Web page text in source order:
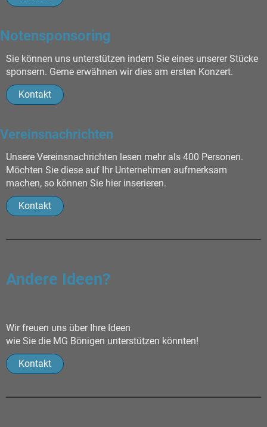
Notensponsoring
Sie können uns unterstützen indem Sie eines unserer Stücke
sponsern. Gerne erwähnen wir dies am ersten Konzert.
Kontakt
Vereinsnachrichten
Unsere Vereinsnachrichten lesen mehr als 400 Personen.
Möchten Sie diese auf Ihr Unternehmen aufmerksam
machen, so können Sie hier inserieren.
Kontakt
Andere Ideen?
Wir freuen uns über Ihre Ideen
wie Sie die MG Bönigen unterstützen könnten!
Kontakt